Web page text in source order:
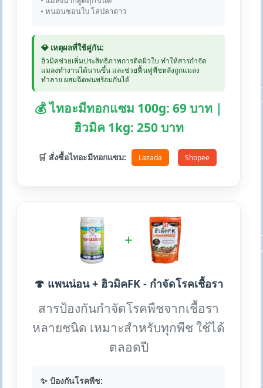
• หนอนชอนใบ โล่ปลาดาว
💎 เหตุผลที่ใช้คู่กัน:
ฮิวมิคช่วยเพิ่มประสิทธิภาพการติดผิวใบ ทำให้สารกำจัด
แมลงทำงานได้นานขึ้น และช่วยฟื้นฟูพืชหลังถูกแมลง
ทำลาย ผสมฉีดพ่นพร้อมกันได้
💰 ไทอะมีทอกแซม 100g: 69 บาท |
ฮิวมิค 1kg: 250 บาท
🛒 สั่งซื้อไทอะมีทอกแซม: Lazada Shopee
+
🍄 แพนน่อน + ฮิวมิคFK - กำจัดโรคเชื้อรา
สารป้องกันกำจัดโรคพืชจากเชื้อรา
หลายชนิด เหมาะสำหรับทุกพืช ใช้ได้
ตลอดปี
✨ ป้องกันโรคพืช: